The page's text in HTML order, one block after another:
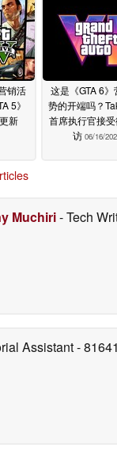
销活
5》
新
这是《GTA 6
势的开端吗？
首席执行官接
访 06/16/
Muchiri- Tech
Assistant-